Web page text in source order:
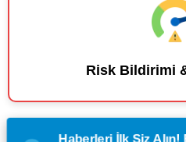
Risk Bildirimi
Haberleri İlk Siz